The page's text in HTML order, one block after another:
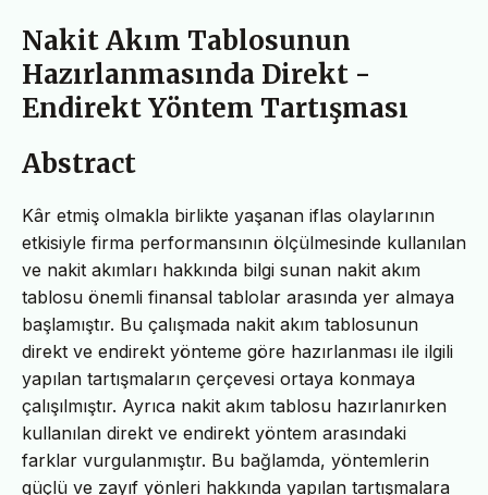
Nakit Akım Tablosunun
Hazırlanmasında Direkt -
Endirekt Yöntem Tartışması
Abstract
Kâr etmiş olmakla birlikte yaşanan iflas olaylarının
etkisiyle firma performansının ölçülmesinde kullanılan
ve nakit akımları hakkında bilgi sunan nakit akım
tablosu önemli finansal tablolar arasında yer almaya
başlamıştır. Bu çalışmada nakit akım tablosunun
direkt ve endirekt yönteme göre hazırlanması ile ilgili
yapılan tartışmaların çerçevesi ortaya konmaya
çalışılmıştır. Ayrıca nakit akım tablosu hazırlanırken
kullanılan direkt ve endirekt yöntem arasındaki
farklar vurgulanmıştır. Bu bağlamda, yöntemlerin
güçlü ve zayıf yönleri hakkında yapılan tartışmalara